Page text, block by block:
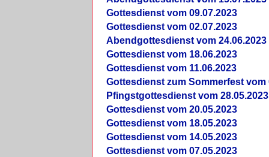
Gottesdienst vom 09.07.2023
Gottesdienst vom 02.07.2023
Abendgottesdienst vom 24.06.2023
Gottesdienst vom 18.06.2023
Gottesdienst vom 11.06.2023
Gottesdienst zum Sommerfest vom
Pfingstgottesdienst vom 28.05.2023
Gottesdienst vom 20.05.2023
Gottesdienst vom 18.05.2023
Gottesdienst vom 14.05.2023
Gottesdienst vom 07.05.2023